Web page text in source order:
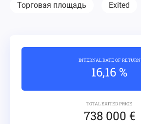
Торговая площадь Exited
INTERNAL RATE OF RETURN
16,16 %
TOTAL EXITED PRICE
738 000 €